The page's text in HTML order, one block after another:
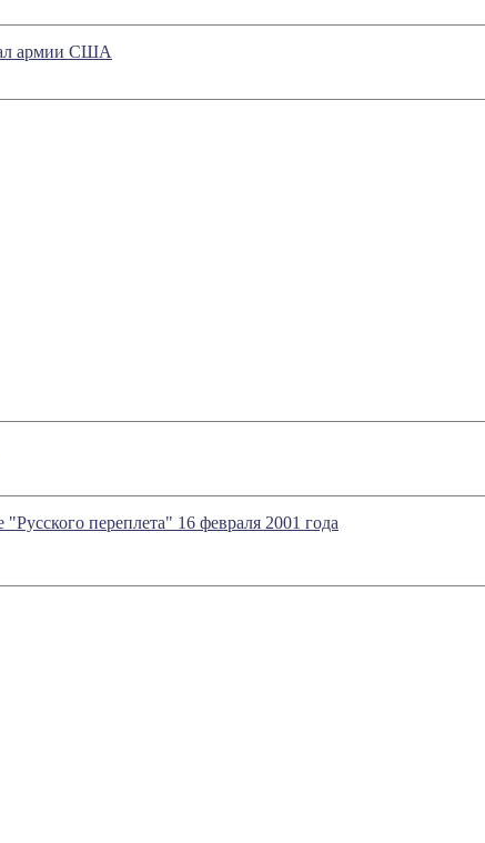
армии США
переплета" 16 февраля 2001 года